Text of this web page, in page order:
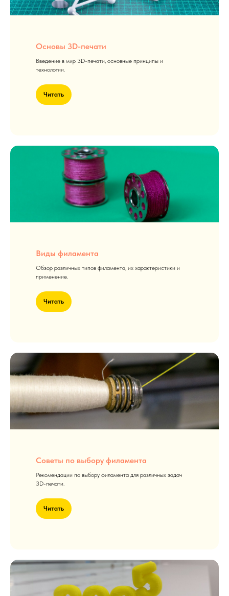
Основы 3D-печати
Введение в мир 3D-печати, основные принципы и
технологии.
Читать
Виды филамента
Обзор различных типов филамента, их характеристики и
применение.
Читать
Советы по выбору филамента
Рекомендации по выбору филамента для различных задач
3D-печати.
Читать